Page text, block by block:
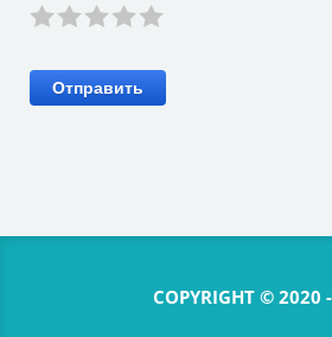
Отправить
COPYRIGHT © 2020